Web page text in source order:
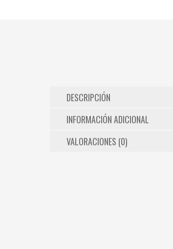
DESCRIPCIÓN
INFORMACIÓN ADICIONAL
VALORACIONES (0)